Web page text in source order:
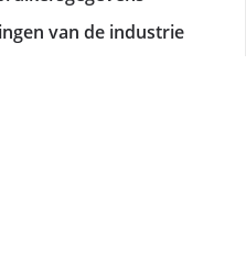
van de industrie